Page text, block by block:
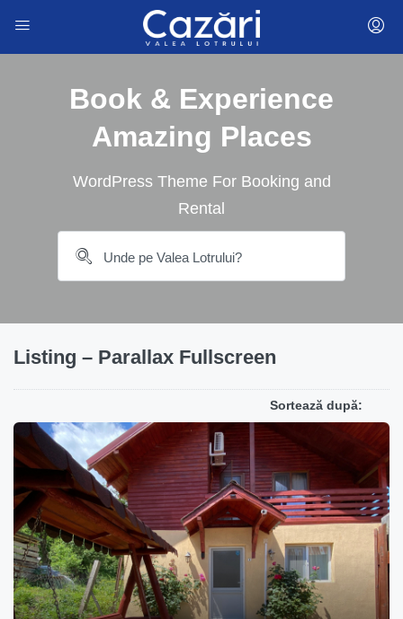
Book & Experience
Amazing Places
WordPress Theme For Booking and
Rental
Listing – Parallax Fullscreen
Sortează după: